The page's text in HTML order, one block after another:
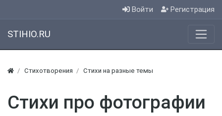
Войти Регистрация
STIHIO.RU
Стихотворения Стихи на разные темы
Стихи про фотографии